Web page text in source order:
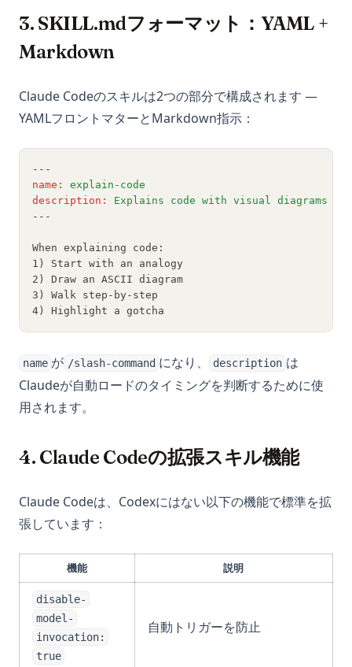
3. SKILL.mdフォーマット：YAML +
Markdown
Claude Codeのスキルは2つの部分で構成されます —
YAMLフロントマターとMarkdown指示：
---
name :
explain-code
description :
Explains code with visual diagrams
---
When explaining code:
1) Start with an analogy
2) Draw an ASCII diagram
3) Walk step-by-step
4) Highlight a gotcha
name が /slash-command になり、 description は
Claudeが自動ロードのタイミングを判断するために使
用されます。
4. Claude Codeの拡張スキル機能
Claude Codeは、Codexにはない以下の機能で標準を拡
張しています：
機能 説明
disable-
model-
invocation:
true
自動トリガーを防止